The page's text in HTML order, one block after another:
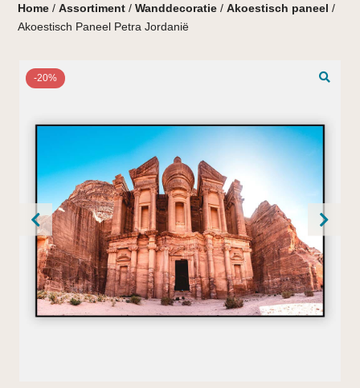
Home /Assortiment /Wanddecoratie /Akoestisch paneel /
Akoestisch Paneel Petra Jordanië
-20%